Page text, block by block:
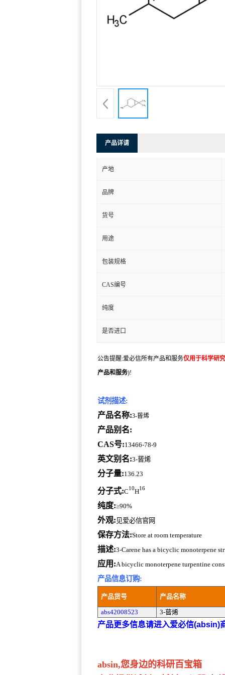
产品详请
产地
品牌
货号
用途
包装规格
CAS编号
纯度
是否进口
公告提醒:爱必信所有产品和服务仅用于科学研究
产品和服务)!
试剂描述:
产品名称:3-蒈烯
产品别名:
CAS号:13466-78-9
英文别名:3-蒈烯
分子量:136.23
分子式:C10H16
纯度:≥90%
外观: 见爱必信官网
保存方法:Store at room temperature
描述:3-Carene has a bicyclic monoterpene
应用:A bicyclic monoterpene turpentine
产品信息订购:
产品货号 产品名称
abs42008523 3-蒈烯
产品更多信息请进入爱必信(absin)
absin,您身边的科研百宝箱